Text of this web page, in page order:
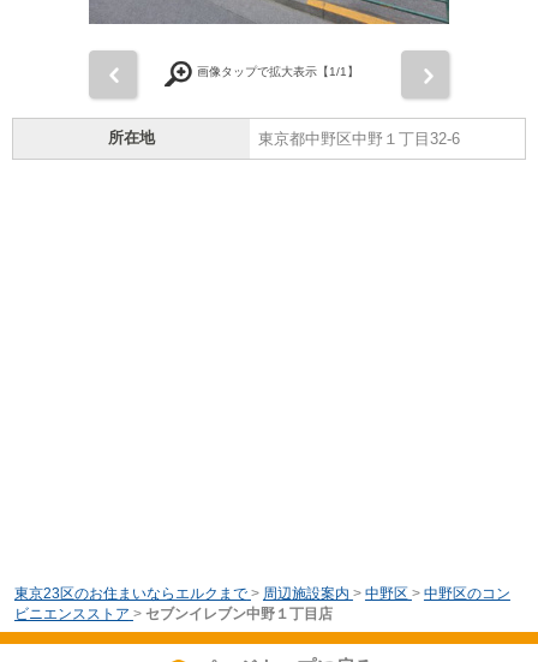
画像タップで拡大表示【1/1】
所在地 東京都中野区中野１丁目32-6
東京23区のお住まいならエルクまで > 周辺施設案内 > 中野区 > 中野区のコン
ビニエンスストア > セブンイレブン中野１丁目店